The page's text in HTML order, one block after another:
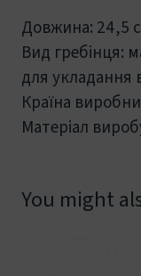
Довжина: 24,5
Вид гребінця:
для укладання
Країна
Матеріал
You might